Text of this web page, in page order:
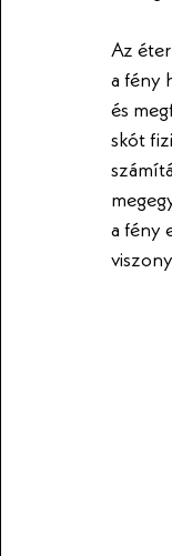
Az
a fény
és
skót
a fény